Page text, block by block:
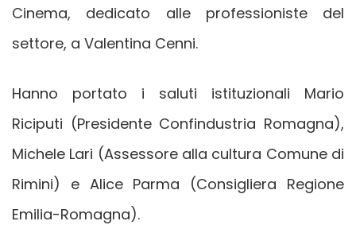
Cinema, dedicato alle professioniste del
settore, a Valentina Cenni.
Hanno portato i saluti istituzionali Mario
Riciputi (Presidente Confindustria Romagna),
Michele Lari (Assessore alla cultura Comune di
Rimini) e Alice Parma (Consigliera Regione
Emilia-Romagna).